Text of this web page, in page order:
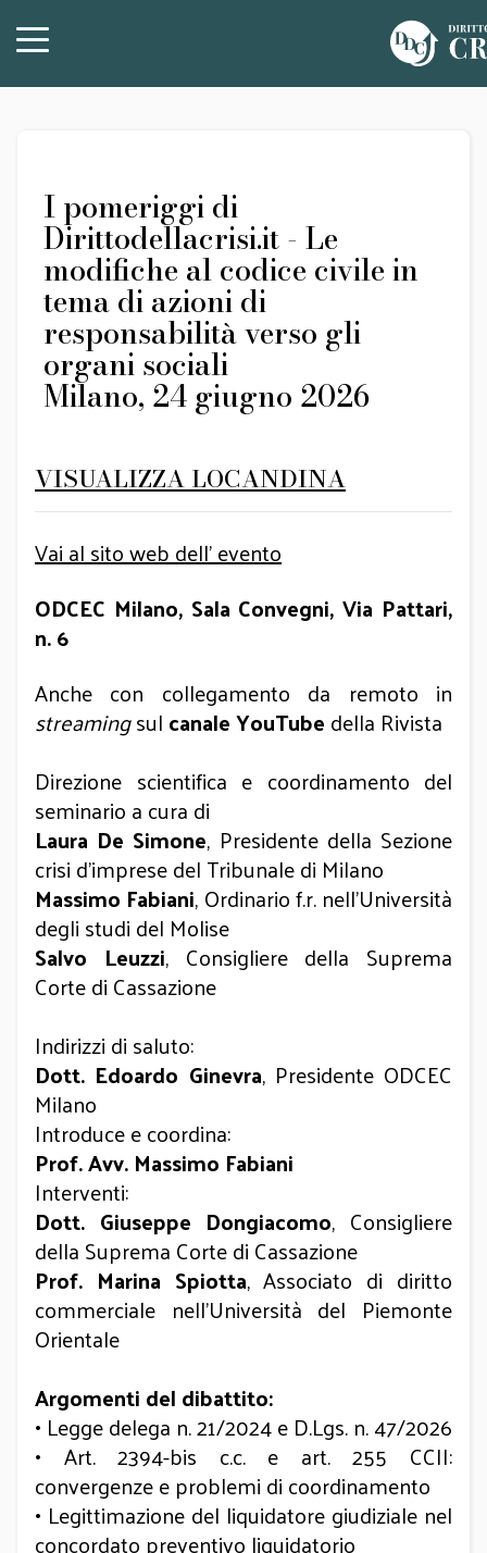
I pomeriggi di
Dirittodellacrisi.it - Le
modifiche al codice civile in
tema di azioni di
responsabilità verso gli
organi sociali
Milano, 24 giugno 2026
VISUALIZZA LOCANDINA
Vai al sito web dell' evento
ODCEC Milano, Sala Convegni, Via Pattari,
n. 6
Anche con collegamento da remoto in
streamingsulcanale YouTubedella Rivista
Direzione scientifica e coordinamento del
seminario a cura di
Laura De Simone, Presidente della Sezione
crisi d’imprese del Tribunale di Milano
Massimo Fabiani, Ordinario f.r. nell’Università
degli studi del Molise
Salvo Leuzzi, Consigliere della Suprema
Corte di Cassazione
Indirizzi di saluto:
Dott. Edoardo Ginevra, Presidente ODCEC
Milano
Introduce e coordina:
Prof. Avv. Massimo Fabiani
Interventi:
Dott. Giuseppe Dongiacomo, Consigliere
della Suprema Corte di Cassazione
Prof. Marina Spiotta, Associato di diritto
commerciale nell’Università del Piemonte
Orientale
Argomenti del dibattito:
• Legge delega n. 21/2024 e D.Lgs. n. 47/2026
• Art. 2394-bis c.c. e art. 255 CCII:
convergenze e problemi di coordinamento
• Legittimazione del liquidatore giudiziale nel
concordato preventivo liquidatorio